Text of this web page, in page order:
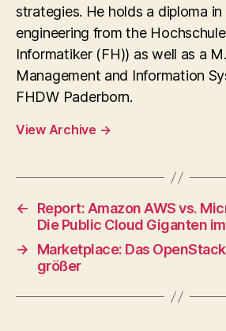
strategies. He holds a diploma
engineering from the
Informatiker (FH)) as well as a
Management and Information
FHDW Paderborn.
View Archive →
←
Report: Amazon AWS vs.
Die Public Cloud Giganten
→
Marketplace: Das
größer